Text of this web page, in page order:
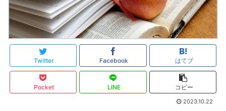
Twitter Facebook はてブ
Pocket LINE コピー
2023.10.22